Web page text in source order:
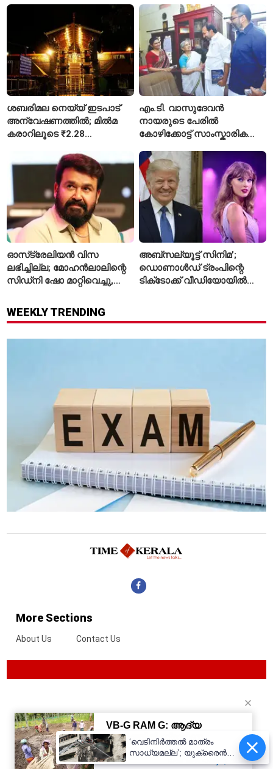
ശബരിമല നെയ്യ് ഇടപാട്
അന്വേഷണത്തിൽ; മിൽമ
കരാറിലൂടെ ₹2.28
എഫ്ഐആർ
എം.ടി. വാസുദേവൻ
നായരുടെ പേരിൽ
കോഴിക്കോട്ട് സാംസ്കാരിക
പ്രവർത്തനങ്ങൾക്ക് ₹50
കോടി
ഓസ്‌ട്രേലിയൻ വിസ
ലഭിച്ചില്ല; മോഹൻലാലിന്റെ
സിഡ്‌നി ഷോ മാറ്റിവെച്ചു,
ചോദിച്ച് താരം
അബ്സല്യൂട്ട് സിനിമ’;
ഡൊണാൾഡ് ട്രംപിന്റെ
ടിക്‌ടോക്ക് വീഡിയോയിൽ
WEEKLY TRENDING
More Sections
About Us Contact Us
‘വെടിനിർത്തൽ മാത്രം
സാധ്യമല്ല’; യുക്രൈൻ
യുദ്ധം അവസാനിപ്പിക്കാൻ